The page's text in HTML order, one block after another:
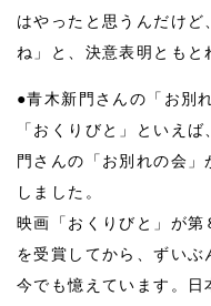
はやったと思うんだけど
ね」と、決意表明ともと
●青木新門さんの「お別
「おくりびと」といえ
門さんの「お別れの会
しました。
映画「おくりびと」が
を受賞してから、ずい
今でも憶えています。日